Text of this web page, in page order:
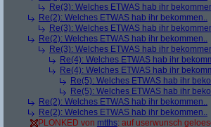
Re(3): Welches ETWAS hab ihr
Re(2): Welches ETWAS hab ihr bekommen..
Re(3): Welches ETWAS hab ihr
Re(2): Welches ETWAS hab ihr bekommen..
Re(3): Welches ETWAS hab ihr
Re(4): Welches ETWAS hab ihr
Re(4): Welches ETWAS hab ihr
Re(5): Welches ETWAS hab ihr
Re(5): Welches ETWAS hab ihr
Re(2): Welches ETWAS hab ihr bekommen..
Re(2): Welches ETWAS hab ihr bekommen..
PLONKED von mtths: auf userwunsch